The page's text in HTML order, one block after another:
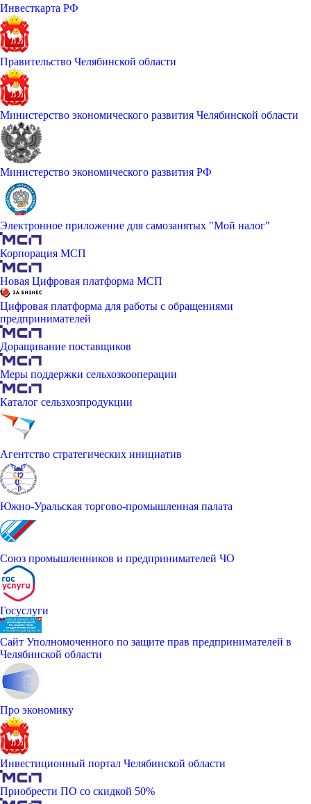
Инвесткарта РФ
Правительство Челябинской области
Министерство экономического развития Челябинской области
Министерство экономического развития РФ
Электронное приложение для самозанятых "Мой налог"
Корпорация МСП
Новая Цифровая платформа МСП
Цифровая платформа для работы с обращениями
предпринимателей
Доращивание поставщиков
Меры поддержки сельхозкооперации
Каталог сельзхозпродукции
Агентство стратегических инициатив
Южно-Уральская торгово-промышленная палата
Союз промышленников и предпринимателей ЧО
Госуслуги
Сайт Уполномоченного по защите прав предпринимателей в
Челябинской области
Про экономику
Инвестиционный портал Челябинской области
Приобрести ПО со скидкой 50%